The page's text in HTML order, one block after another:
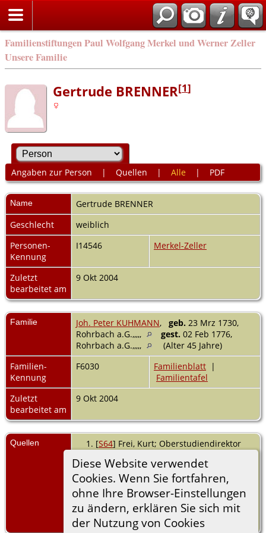
Familienstiftungen Paul Wolfgang Merkel und Werner Zeller
Unsere Familie
Diese Website verwendet
Cookies. Wenn Sie fortfahren,
ohne Ihre Browser-Einstellungen
zu ändern, erklären Sie sich mit
der Nutzung von Cookies
Gertrude BRENNER[1]
Angaben zur Person | Quellen | Alle | PDF
Name Gertrude BRENNER
Geschlecht
weiblich
Personen-
Kennung
I14546 Merkel-Zeller
Zuletzt
bearbeitet am
9 Okt 2004
Familie Joh. Peter KUHMANN, geb. 23 Mrz 1730,
Rohrbach a.G.,,,,,
gest. 02 Feb 1776,
Rohrbach a.G.,,,,,
(Alter 45 Jahre)
Familien-
Kennung
F6030 Familienblatt |
Familientafel
Zuletzt
bearbeitet am
9 Okt 2004
Quellen [S64] Frei, Kurt; Oberstudiendirektor
Ortsfamilienbuch, (Herausgeber:
Heimatverein Rohrbach
Erscheinungsort: Rohrbach, Landkreis
Heilbronn (früher: Sinsheim und
Oberamt Eppingen)
Erscheinungsdatum: 2001).